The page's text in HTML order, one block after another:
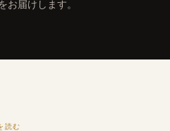
お届けします。
読む